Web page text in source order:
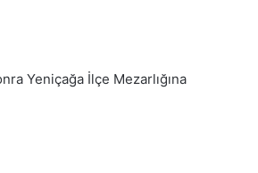
Yeniçağa İlçe Mezarlığına